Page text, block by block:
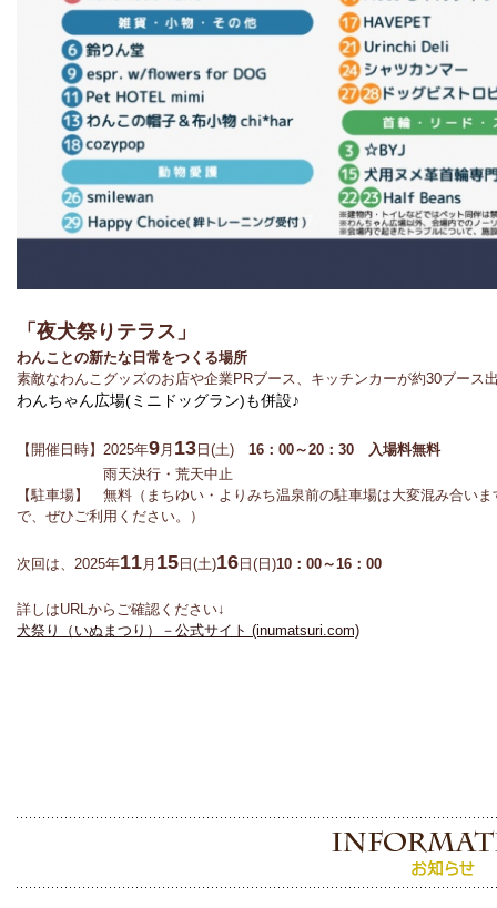
「夜犬祭りテラス」
わんことの新たな日常をつくる場所
素敵なわんこグッズのお店や企業PRブース、キッチンカーが約30ブース
わんちゃん広場(ミニドッグラン)も併設♪
【開催日時】2025年9月 13 日(土) 16：00～20：30 入場料無料
雨天決行・荒天中止
【駐車場】 無料（まちゆい・よりみち温泉前の駐車場は大変混み合い
で、ぜひご利用ください。）
次回は、2025年11月 15 日(土)16 日(日)10：00～16：00
詳しはURLからご確認ください↓
犬祭り（いぬまつり）－公式サイト (inumatsuri.com)